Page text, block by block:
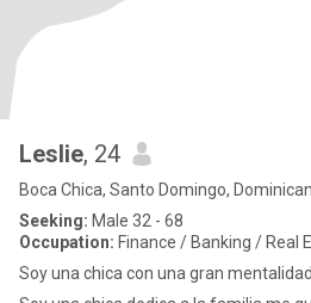
Leslie, 24
Boca Chica, Santo Domingo,
Seeking: Male 32 - 68
Occupation: Finance / Banking / Real
Soy una chica con una gran mentalidad